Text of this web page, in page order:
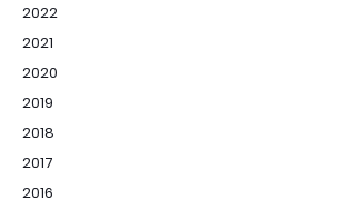
2022
2021
2020
2019
2018
2017
2016